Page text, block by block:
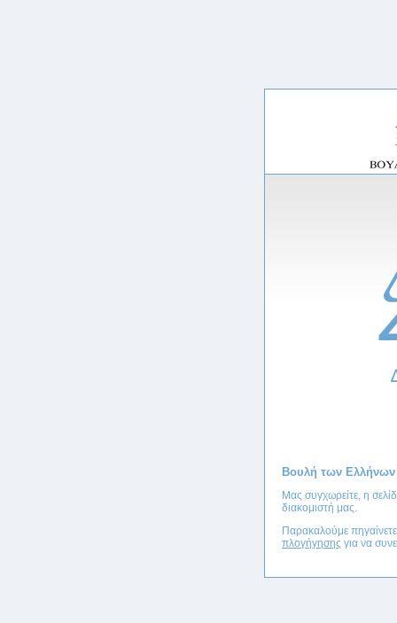
Βουλή των Ελλήνων
Μας συγχωρείτε, η
διακομιστή μας.
Παρακαλούμε
πλογήγησης για να